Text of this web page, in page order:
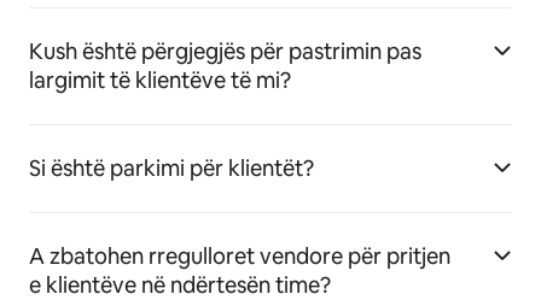
Kush është përgjegjës për pastrimin pas
largimit të klientëve të mi?
Si është parkimi për klientët?
A zbatohen rregulloret vendore për pritjen
e klientëve në ndërtesën time?